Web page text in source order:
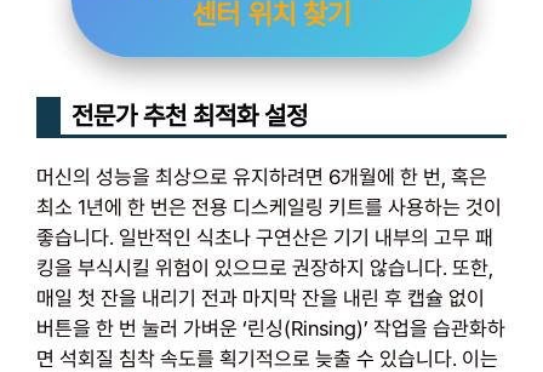
센터 위치 찾기
전문가 추천 최적화 설정
머신의 성능을 최상으로 유지하려면 6개월에 한 번, 혹은
최소 1년에 한 번은 전용 디스케일링 키트를 사용하는 것이
좋습니다. 일반적인 식초나 구연산은 기기 내부의 고무 패
킹을 부식시킬 위험이 있으므로 권장하지 않습니다. 또한,
매일 첫 잔을 내리기 전과 마지막 잔을 내린 후 캡슐 없이
버튼을 한 번 눌러 가벼운 ‘린싱(Rinsing)’ 작업을 습관화하
면 석회질 침착 속도를 획기적으로 늦출 수 있습니다. 이는